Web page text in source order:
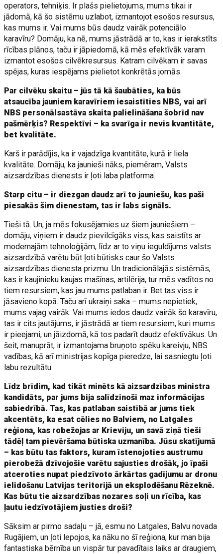
operators, tehniķis. Ir plašs pielietojums, mums tikai ir
jādomā, kā šo sistēmu uzlabot, izmantojot esošos resursus,
kas mums ir. Vai mums būs daudz vairāk potenciālo
karavīru? Domāju, ka nē, mums jāstrādā ar to, kas ir ierakstīts
rīcības plānos, taču ir jāpiedomā, kā mēs efektīvāk varam
izmantot esošos cilvēkresursus. Katram cilvēkam ir savas
spējas, kuras iespējams pielietot konkrētās jomās.
Par cilvēku skaitu – jūs tā kā šaubāties, ka būs
atsaucība jauniem karavīriem iesaistīties NBS, vai arī
NBS personālsastāva skaita palielināšana šobrīd nav
pašmērķis? Respektīvi – ka svarīga ir nevis kvantitāte,
bet kvalitāte.
Karš ir parādījis, ka ir vajadzīga kvantitāte, kurā ir liela
kvalitāte. Domāju, ka jaunieši nāks, piemēram, Valsts
aizsardzības dienests ir ļoti laba platforma.
Starp citu – ir diezgan daudz arī to jauniešu, kas paši
piesakās šim dienestam, tas ir labs signāls.
Tieši tā. Un, ja mēs fokusējamies uz šiem jauniešiem –
domāju, viņiem ir daudz pievilcīgāks viss, kas saistīts ar
modernajām tehnoloģijām, līdz ar to viņu ieguldījums valsts
aizsardzībā varētu būt ļoti būtisks caur šo Valsts
aizsardzības dienesta prizmu. Un tradicionālajās sistēmās,
kas ir kaujinieku kaujas mašīnas, artilērija, tur mēs vadītos no
tiem resursiem, kas jau mums patlaban ir. Bet tas viss ir
jāsavieno kopā. Taču arī ukraiņi saka – mums nepietiek,
mums vajag vairāk. Vai mums iedos daudz vairāk šo karavīru,
tas ir cits jautājums, ir jāstrādā ar tiem resursiem, kuri mums
ir pieejami, un jāizdomā, kā tos padarīt daudz efektīvākus. Un
šeit, manuprāt, ir izmantojama bruņoto spēku kareivju, NBS
vadības, kā arī ministrijas kopīga pieredze, lai sasniegtu ļoti
labu rezultātu.
Līdz brīdim, kad tikāt minēts kā aizsardzības ministra
kandidāts, par jums bija salīdzinoši maz informācijas
sabiedrībā. Tas, kas patlaban saistībā ar jums tiek
akcentēts, ka esat cēlies no Balviem, no Latgales
reģiona, kas robežojas ar Krieviju, un savā ziņā tieši
tādēļ tam pievēršama būtiska uzmanība. Jūsu skatījumā
– kas būtu tas faktors, kuram īstenojoties austrumu
pierobežā dzīvojošie varētu sajusties drošāk, jo īpaši
atceroties nupat piedzīvoto ārkārtas gadījumu ar dronu
ielidošanu Latvijas teritorijā un eksplodēšanu Rēzeknē.
Kas būtu tie aizsardzības nozares soļi un rīcība, kas
ļautu iedzīvotājiem justies droši?
Sāksim ar pirmo sadaļu – jā, esmu no Latgales, Balvu novada
Rugājiem, un ļoti lepojos, ka nāku no šī reģiona, kur man bija
fantastiska bērnība un vispār tur pavadītais laiks ar draugiem,